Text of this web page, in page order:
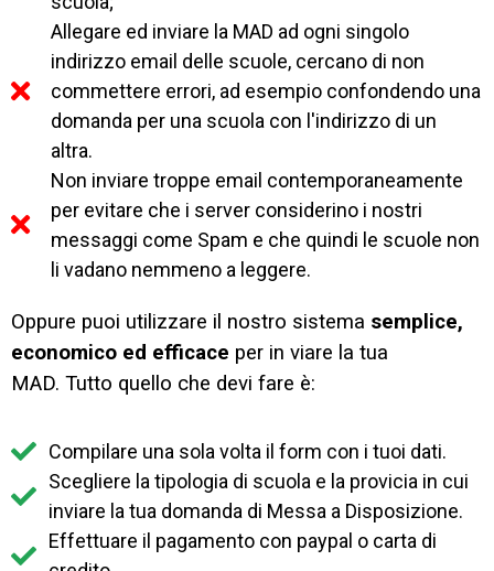
Allegare ed inviare la MAD ad ogni singolo
indirizzo email delle scuole, cercano di non
commettere errori, ad esempio confondendo una
domanda per una scuola con l'indirizzo di un
altra.
Non inviare troppe email contemporaneamente
per evitare che i server considerino i nostri
messaggi come Spam e che quindi le scuole non
li vadano nemmeno a leggere.
Oppure puoi utilizzare il nostro sistema semplice,
economico ed efficace per in viare la tua
MAD. Tutto quello che devi fare è:
Compilare una sola volta il form con i tuoi dati.
Scegliere la tipologia di scuola e la provicia in cui
inviare la tua domanda di Messa a Disposizione.
Effettuare il pagamento con paypal o carta di